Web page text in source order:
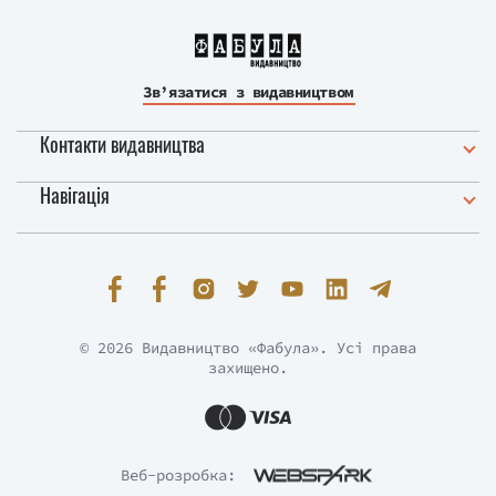
Зв’язатися з видавництвом
Контакти видавництва
Навігація
Веб-розробка:
© 2026 Видавництво «Фабула». Усі права
захищено.